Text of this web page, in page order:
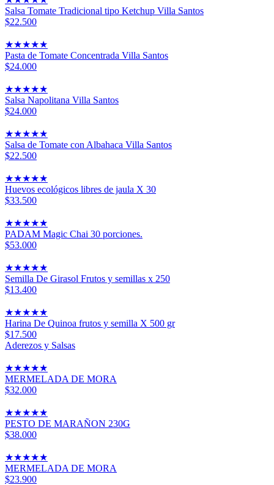
Salsa Tomate Tradicional tipo Ketchup Villa Santos
$22.500
★★★★★
Pasta de Tomate Concentrada Villa Santos
$24.000
★★★★★
Salsa Napolitana Villa Santos
$24.000
★★★★★
Salsa de Tomate con Albahaca Villa Santos
$22.500
★★★★★
Huevos ecológicos libres de jaula X 30
$33.500
★★★★★
PADAM Magic Chai 30 porciones.
$53.000
★★★★★
Semilla De Girasol Frutos y semillas x 250
$13.400
★★★★★
Harina De Quinoa frutos y semilla X 500 gr
$17.500
Aderezos y Salsas
★★★★★
MERMELADA DE MORA
$32.000
★★★★★
PESTO DE MARAÑON 230G
$38.000
★★★★★
MERMELADA DE MORA
$23.900